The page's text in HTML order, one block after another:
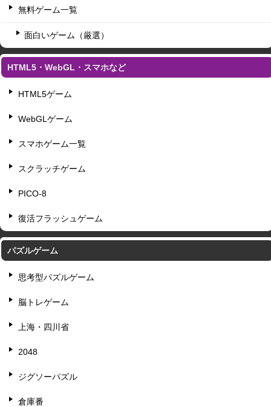
無料ゲーム一覧
面白いゲーム（厳選）
HTML5・WebGL・スマホなど
HTML5ゲーム
WebGLゲーム
スマホゲーム一覧
スクラッチゲーム
PICO-8
復活フラッシュゲーム
パズルゲーム
思考型パズルゲーム
脳トレゲーム
上海・四川省
2048
ジグソーパズル
倉庫番